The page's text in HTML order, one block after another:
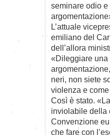
seminare odio
L’attuale
emiliano del
dell’allora
«Dileggiare
neri, non siete
violenza e
Così è stato.
inviolabile della
Convenzione
che fare con